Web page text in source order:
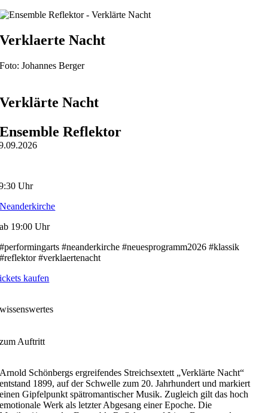
Verklaerte Nacht
Foto: Johannes Berger
Verklärte Nacht
Ensemble Reflektor
Uhr
Neanderkirche
ab 19:00 Uhr
#performingarts #neanderkirche #neuesprogramm2026 #klassik
#reflektor #verklaertenacht
kaufen
wissenswertes
zum Auftritt
Arnold Schönbergs ergreifendes Streichsextett „Verklärte Nacht“
entstand 1899, auf der Schwelle zum 20. Jahrhundert und markiert
einen Gipfelpunkt spätromantischer Musik. Zugleich gilt das hoch
emotionale Werk als letzter Abgesang einer Epoche. Die